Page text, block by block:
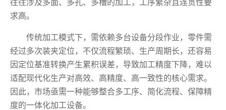
往往涉及多面、多孔、多槽的加工，工序繁杂且连贯性要
求高。
传统加工模式下，需依赖多台设备分段作业，零件需
经过多次装夹定位，不仅流程繁琐、生产周期长，还容易
因定位基准转换产生累积误差，导致加工精度下降，难以
适配现代化生产对高效、高精度、高一致性的核心需求。
因此，市场亟需一种能够整合多工序、简化流程、保障精
度的一体化加工设备。